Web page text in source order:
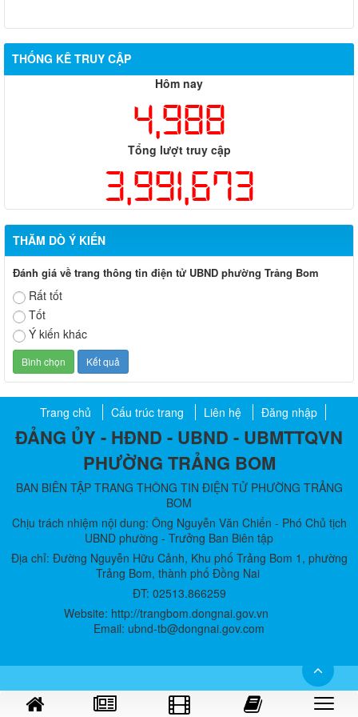
THỐNG KÊ TRUY CẬP
Hôm nay
4,988
Tổng lượt truy cập
3,991,673
THĂM DÒ Ý KIẾN
Đánh giá về trang thông tin điện tử UBND phường Trảng Bom
Rất tốt
Tốt
Ý kiến khác
Trang chủ Cấu trúc trang Liên hệ Đăng nhập
ĐẢNG ỦY - HĐND - UBND - UBMTTQVN
PHƯỜNG TRẢNG BOM
BAN BIÊN TẬP TRANG THÔNG TIN ĐIỆN TỬ PHƯỜNG TRẢNG
BOM
Chịu trách nhiệm nội dung: Ông Nguyễn Văn Chiến - Phó Chủ tịch
UBND phường - Trưởng Ban Biên tập
Địa chỉ: Đường Nguyễn Hữu Cảnh, Khu phố Trảng Bom 1, phường
Trảng Bom, thành phố Đồng Nai
ĐT: 02513.866259
Website: http://trangbom.dongnai.gov.vn
Email: ubnd-tb@dongnai.gov.com